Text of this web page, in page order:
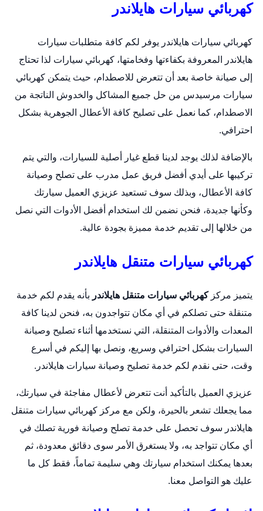
كهربائي سيارات هايلاندر
كهربائي سيارات هايلاندر يوفر لكم كافة متطلبات سيارات
هايلاندر المعروفة بكفاءتها وفخامتها، كهربائي سيارات لذا تحتاج
إلى صيانة خاصة بعد أن تتعرض للاصطدام، حيث يتمكن كهربائي
سيارات مرسيدس من حل جميع المشاكل والخدوش الناتجة من
الاصطدام، كما نعمل على تصليح كافة الأعطال الجوهرية بشكل
احترافي.
بالإضافة لذلك يوجد لدينا قطع غيار أصلية للسيارات، والتي يتم
تركيبها على أيدي أفضل فريق عمل مدرب على تصلح وصيانة
كافة الأعطال، وبذلك سوف تستعيد عزيزي العميل سيارتك
وكأنها جديدة، فنحن نضمن لك استخدام أفضل الأدوات التي نصل
من خلالها إلى تقديم خدمة مميزة بجودة عالية.
كهربائي سيارات متنقل هايلاندر
يتميز مركزكهربائي سيارات متنقل هايلاندر بأنه يقدم لكم خدمة
متنقلة حتى تصلكم في أي مكان تتواجدون به، فنحن لدينا كافة
المعدات والأدوات المتنقلة، التي نستخدمها أثناء تصليح وصيانة
السيارات بشكل احترافي وسريع، ونصل بها إليكم في أسرع
وقت، حتى نقدم لكم خدمة تصليح وصيانة سيارات هايلاندر.
عزيزي العميل بالتأكيد أنت تتعرض لأعطال مفاجئة في سيارتك،
مما يجعلك تشعر بالحيرة، ولكن مع مركز كهربائي سيارات متنقل
هايلاندر سوف تحصل على خدمة تصلح وصيانة فورية تصلك في
أي مكان تتواجد به، ولا يستغرق الأمر سوى دقائق معدودة، ثم
بعدها يمكنك استخدام سيارتك وهي سليمة تماماً، فقط كل ما
عليك هو التواصل معنا.